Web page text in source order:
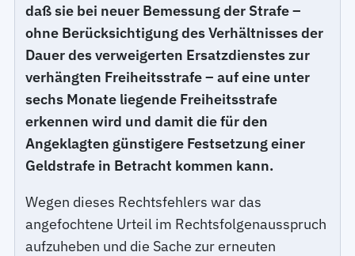
daß sie bei neuer Bemessung der Strafe –
ohne Berücksichtigung des Verhältnisses der
Dauer des verweigerten Ersatzdienstes zur
verhängten Freiheitsstrafe – auf eine unter
sechs Monate liegende Freiheitsstrafe
erkennen wird und damit die für den
Angeklagten günstigere Festsetzung einer
Geldstrafe in Betracht kommen kann.
Wegen dieses Rechtsfehlers war das
angefochtene Urteil im Rechtsfolgenausspruch
aufzuheben und die Sache zur erneuten